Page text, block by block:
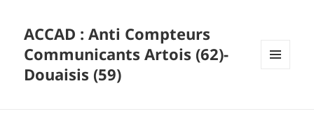
ACCAD : Anti Compteurs
Communicants Artois (62)-
Douaisis (59)